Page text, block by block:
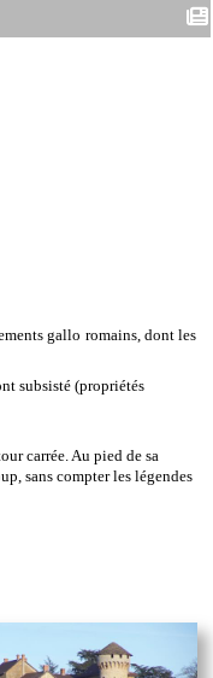
gallo romains, dont les
subsisté (propriétés
carrée. Au pied de sa
sans compter les légendes